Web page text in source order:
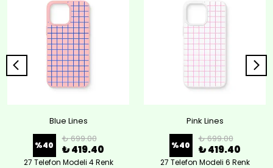
Blue Lines
%40
₺ 699.00
₺ 419.40
27 Telefon Modeli 4 Renk
Pink Lines
%40
₺ 699.00
₺ 419.40
27 Telefon Modeli 6 Renk